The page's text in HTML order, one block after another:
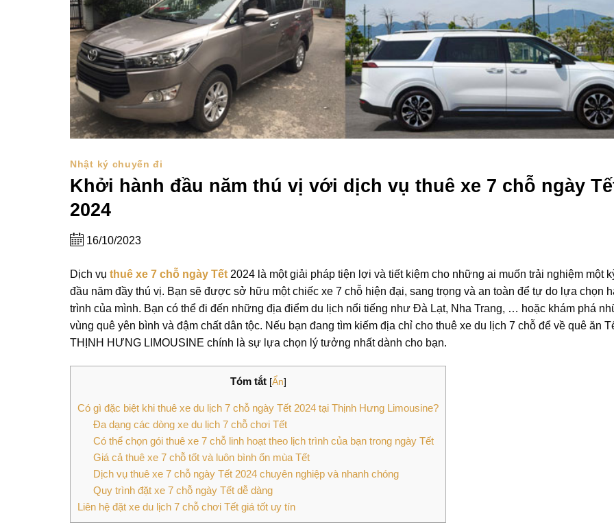
Nhật ký chuyến đi
Khởi hành đầu năm thú vị với dịch vụ thuê xe 7 chỗ ngày
2024
16/10/2023
Dịch vụ thuê xe 7 chỗ ngày Tết 2024 là một giải pháp tiện lợi và tiết kiệm cho những ai muốn trải nghiệm một
đầu năm đầy thú vị. Bạn sẽ được sở hữu một chiếc xe 7 chỗ hiện đại, sang trọng và an toàn để tự do lựa chọn
trình của mình. Bạn có thể đi đến những địa điểm du lịch nổi tiếng như Đà Lạt, Nha Trang, … hoặc khám phá
vùng quê yên bình và đậm chất dân tộc. Nếu bạn đang tìm kiếm địa chỉ cho thuê xe du lịch 7 chỗ để về quê ăn
THỊNH HƯNG LIMOUSINE chính là sự lựa chọn lý tưởng nhất dành cho bạn.
Tóm tắt [Ẩn]
Có gì đặc biệt khi thuê xe du lịch 7 chỗ ngày Tết 2024 tại Thịnh Hưng Limousine?
Đa dạng các dòng xe du lịch 7 chỗ chơi Tết
Có thể chọn gói thuê xe 7 chỗ linh hoạt theo lịch trình của bạn trong ngày Tết
Giá cả thuê xe 7 chỗ tốt và luôn bình ổn mùa Tết
Dịch vụ thuê xe 7 chỗ ngày Tết 2024 chuyên nghiệp và nhanh chóng
Quy trình đặt xe 7 chỗ ngày Tết dễ dàng
Liên hệ đặt xe du lịch 7 chỗ chơi Tết giá tốt uy tín